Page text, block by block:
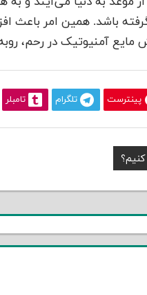
باشد. همین امر باعث
آمنیوتیک در رحم،
پینترست تلگرام تامبلر
کنیم؟